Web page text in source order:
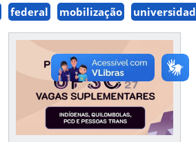
federal mobilização